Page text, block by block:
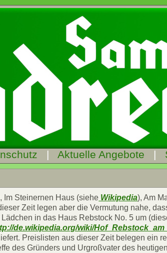
| Aktuelle Angebote |
Im Steinernen Haus (siehe Wikipedia), Am
Zeit legen aber die Vermutung nahe,
in das Haus Rebstock No. 5 um
de.wikipedia.org/wiki/
Preislisten aus dieser Zeit belegen ein
des Gründers und Urgroßvater des